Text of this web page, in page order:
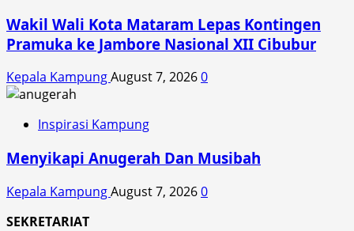
Wakil Wali Kota Mataram Lepas Kontingen
Pramuka ke Jambore Nasional XII Cibubur
Kepala KampungAugust 7, 20260
Inspirasi Kampung
Menyikapi Anugerah Dan Musibah
Kepala KampungAugust 7, 20260
SEKRETARIAT